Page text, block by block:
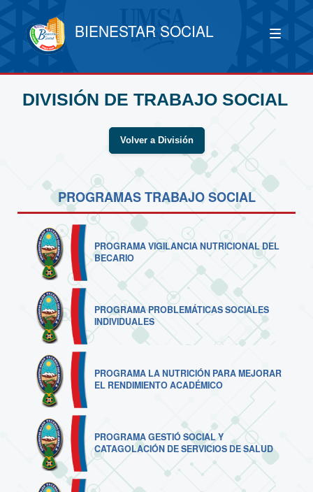
BIENESTAR SOCIAL
DIVISIÓN DE TRABAJO SOCIAL
Volver a División
PROGRAMAS TRABAJO SOCIAL
PROGRAMA VIGILANCIA NUTRICIONAL DEL
BECARIO
PROGRAMA PROBLEMÁTICAS SOCIALES
INDIVIDUALES
PROGRAMA LA NUTRICIÓN PARA MEJORAR
EL RENDIMIENTO ACADÉMICO
PROGRAMA GESTIÓ SOCIAL Y
CATAGOLACIÓN DE SERVICIOS DE SALUD